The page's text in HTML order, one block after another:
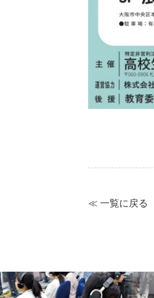
≪ 一覧に戻る